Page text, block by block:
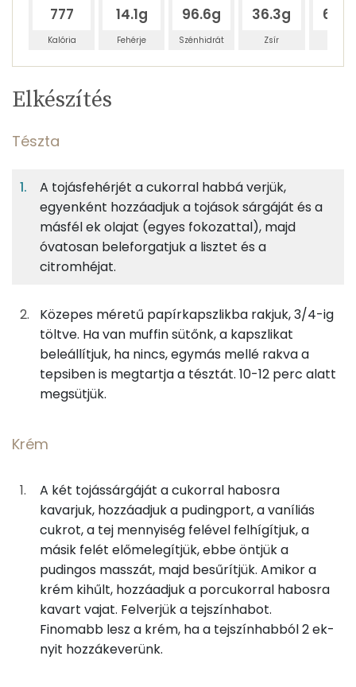
777
Kalória
14.1g
Fehérje
96.6g
Szénhidrát
36.3g
Zsír
Egy
adagban
Tészta
30gtojásfehérje
25gcukor
97 kcal
20g finomliszt
73 kcal
3gnapraforgó olaj
10gtojássárgája
32 kcal
8gcukor
29 kcal
11g tejszínízű pudingpor
43 kcal
100gtej
56 kcal
3g vaníliás cukor
TÁPANYAGTARTALOM
6%
Fehérje
45%
Szénhidrát
17%
Zsír
32%
Víz
TOP ásványi anyagok
Foszfor
Nátrium
Szelén
Kolin:
C vitamin:
E vitamin:
Niacin - B3 vitamin:
Riboflavin - B2 vitamin:
Elkészítés
Tészta
A tojásfehérjét a cukorral habbá verjük,
egyenként hozzáadjuk a tojások sárgáját és a
másfél ek olajat (egyes fokozattal), majd
óvatosan beleforgatjuk a lisztet és a
citromhéjat.
Közepes méretű papírkapszlikba rakjuk, 3/4-ig
töltve. Ha van muffin sütőnk, a kapszlikat
beleállítjuk, ha nincs, egymás mellé rakva a
tepsiben is megtartja a tésztát. 10-12 perc alatt
megsütjük.
Krém
A két tojássárgáját a cukorral habosra
kavarjuk, hozzáadjuk a pudingport, a vaníliás
cukrot, a tej mennyiség felével felhígítjuk, a
másik felét előmelegítjük, ebbe öntjük a
pudingos masszát, majd besűrítjük. Amikor a
krém kihűlt, hozzáadjuk a porcukorral habosra
kavart vajat. Felverjük a tejszínhabot.
Finomabb lesz a krém, ha a tejszínhabból 2 ek-
nyit hozzákeverünk.